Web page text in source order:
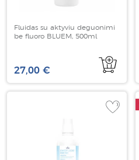
Fluidas su aktyviu deguonimi
be fluoro BLUEM, 500ml
27,00 €